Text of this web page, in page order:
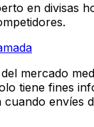
en divisas
mercado
tiene fines
cuando envíes